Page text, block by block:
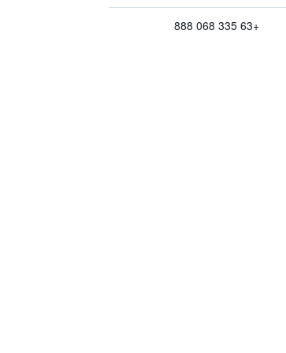
+63 335 068 888